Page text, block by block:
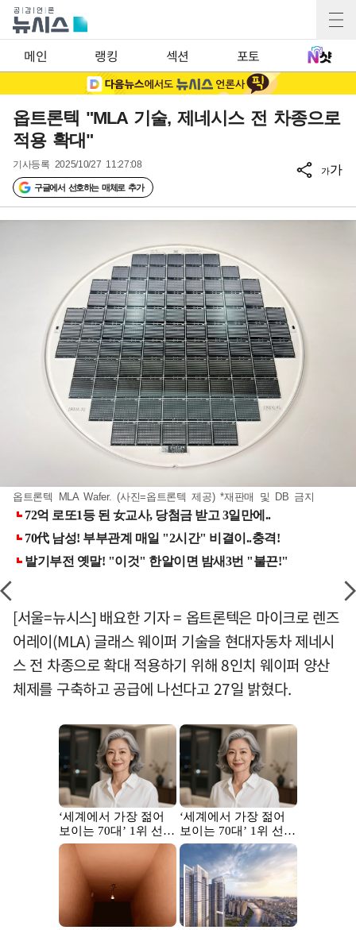
메인 랭킹 섹션 포토
옵트론텍 "MLA 기술, 제네시스 전 차종으로
적용 확대"
기사등록 2025/10/27 11:27:08
구글에서 선호하는 매체로 추가
가가
옵트론텍 MLA Wafer. (사진=옵트론텍 제공) *재판매 및 DB 금지
[서울=뉴시스] 배요한 기자 = 옵트론텍은 마이크로 렌즈
어레이(MLA) 글래스 웨이퍼 기술을 현대자동차 제네시
스 전 차종으로 확대 적용하기 위해 8인치 웨이퍼 양산
체제를 구축하고 공급에 나선다고 27일 밝혔다.